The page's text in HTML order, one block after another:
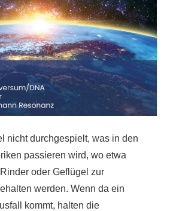
nicht durchgespielt, was in den
passieren wird, wo etwa
oder Geflügel zur
werden. Wenn da ein
kommt, halten die